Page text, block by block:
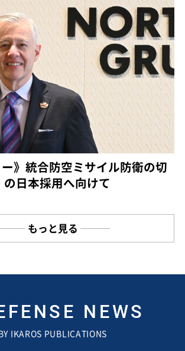
ー》統合防空ミサイル防衛の切
の日本採用へ向けて
もっと見る
NEWS
IKAROS PUBLICATIONS